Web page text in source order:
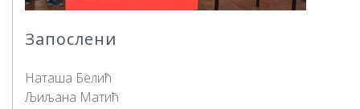
Запослени
Наташа Белић
Љиљана Матић